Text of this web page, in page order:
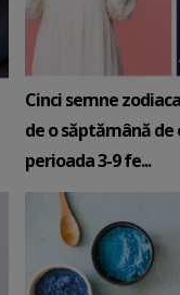
Cinci semne
de o săptămână de
perioada 3-9 fe...